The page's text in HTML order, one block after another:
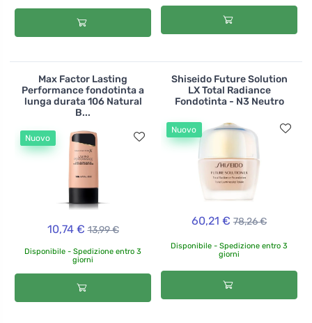
Max Factor Lasting
Performance fondotinta a
lunga durata 106 Natural
B...
Nuovo
10,74 € 13,99 €
Disponibile - Spedizione entro 3
giorni
Shiseido Future Solution
LX Total Radiance
Fondotinta - N3 Neutro
Nuovo
60,21 € 78,26 €
Disponibile - Spedizione entro 3
giorni